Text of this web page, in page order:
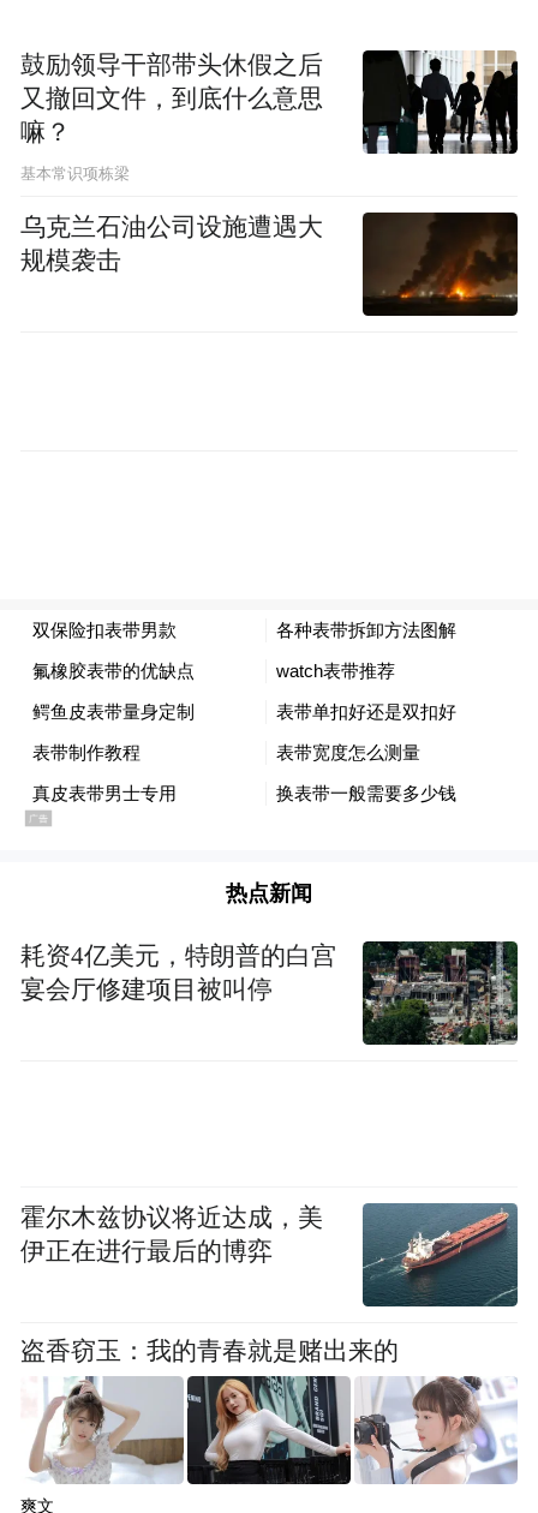
鼓励领导干部带头休假之后
又撤回文件，到底什么意思
嘛？
基本常识项栋梁
乌克兰石油公司设施遭遇大
规模袭击
热点新闻
耗资4亿美元，特朗普的白宫
宴会厅修建项目被叫停
霍尔木兹协议将近达成，美
伊正在进行最后的博弈
盗香窃玉：我的青春就是赌出来的
爽文